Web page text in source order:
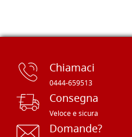
Chiamaci
0444-659513
Consegna
Veloce e sicura
Domande?